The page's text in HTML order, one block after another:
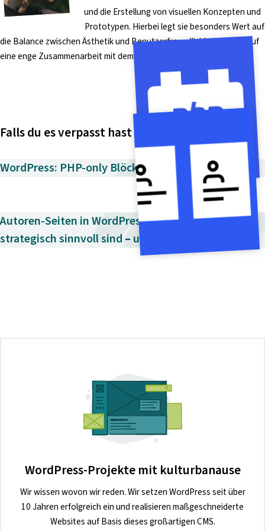
und die Erstellung von visuellen Konzepten und
Prototypen. Hierbei legt sie besonders Wert auf
die Balance zwischen Ästhetik und Benutzerfreundlichkeit, sowie auf
eine enge Zusammenarbeit mit dem Development.
Falls du es verpasst hast
WordPress: PHP-only Blöcke mit autoRegister →
Autoren-Seiten in WordPress: Wann sie
strategisch sinnvoll sind – und wann nicht →
WordPress-Projekte mit kulturbanause
Wir wissen wovon wir reden. Wir setzen WordPress seit über
10 Jahren erfolgreich ein und realisieren maßgeschneiderte
Websites auf Basis dieses großartigen CMS.